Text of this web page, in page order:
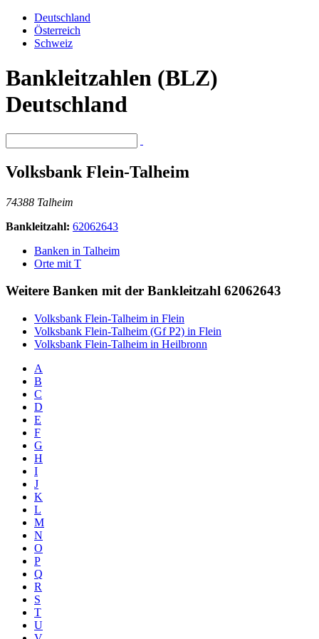
Deutschland
Österreich
Schweiz
Bankleitzahlen (BLZ)
Deutschland
Volksbank Flein-Talheim
74388 Talheim
Bankleitzahl: 62062643
Banken in Talheim
Orte mit T
Weitere Banken mit der Bankleitzahl 62062643
Volksbank Flein-Talheim in Flein
Volksbank Flein-Talheim (Gf P2) in Flein
Volksbank Flein-Talheim in Heilbronn
A
B
C
D
E
F
G
H
I
J
K
L
M
N
O
P
Q
R
S
T
U